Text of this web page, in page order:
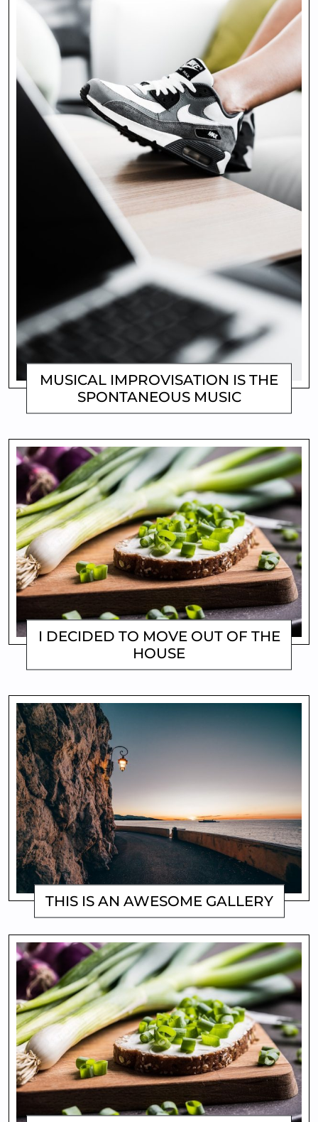
MUSICAL IMPROVISATION IS THE
SPONTANEOUS MUSIC
MATTHEW
I DECIDED TO MOVE OUT OF THE
HOUSE
MATTHEW
THIS IS AN AWESOME GALLERY
MATTHEW